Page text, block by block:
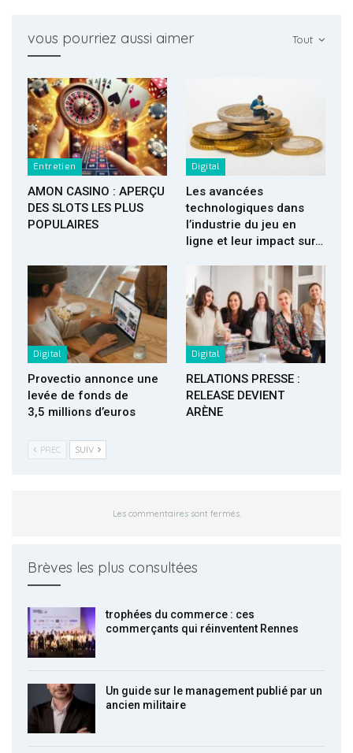
Tout
vous pourriez aussi aimer
Entretien
AMON CASINO : APERÇU
DES SLOTS LES PLUS
POPULAIRES
Digital
Les avancées
technologiques dans
l’industrie du jeu en
ligne et leur impact sur…
Digital
Provectio annonce une
levée de fonds de
3,5 millions d’euros
Digital
RELATIONS PRESSE :
RELEASE DEVIENT
ARÈNE
PREC SUIV
Les commentaires sont fermés.
Brèves les plus consultées
trophées du commerce : ces
commerçants qui réinventent Rennes
Un guide sur le management publié par un
ancien militaire